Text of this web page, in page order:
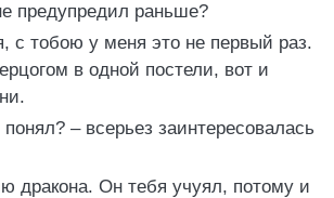
предупредил раньше?
с тобою у меня это не первый раз.
в одной постели, вот и
– всерьез заинтересовалась
дракона. Он тебя учуял, потому и